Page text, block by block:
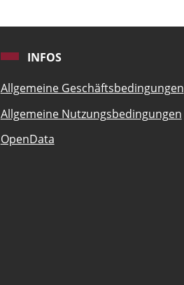
INFOS
Allgemeine Geschäftsbedingungen
Allgemeine Nutzungsbedingungen
OpenData